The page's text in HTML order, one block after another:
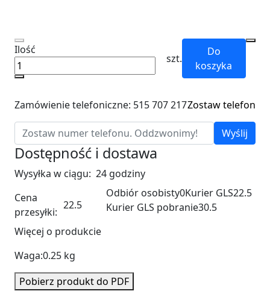
Ilość
szt.
Do
koszyka
Zamówienie telefoniczne: 515 707 217Zostaw telefon
Wyślij
Dostępność i dostawa
Wysyłka w ciągu: 24 godziny
Cena
przesyłki:
22.5
Odbiór osobisty0Kurier GLS22.5
Kurier GLS pobranie30.5
Więcej o produkcie
Waga:0.25 kg
Pobierz produkt do PDF